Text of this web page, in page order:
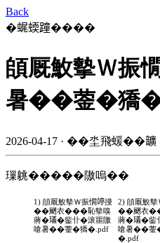
Back
�𧋦蝡蹱����
頧厩䰻摰Ｗ
暑��蓥�獢
2026-04-17 · ��坔飛蝯
璅䠷�����隞嗚��
1) 頧厩䰻摰Ｗ振憪𥪜摱
��颲衣���恥摰嗅
蔣�𤩺�鈭卝�滚噩隞
嗆暑��蓥�獢�.pdf
2) 頧厩䰻摰
��颲衣
蔣�𤩺�鈭
嗆暑��蓥
�.pdf